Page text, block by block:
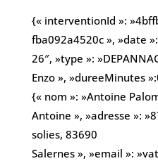
{« interventionId »:
fba092a4520c », »date
26″, »type »:
Enzo », »dureeMinutes
{« nom »: »Antoine
Antoine », »adresse »:
solies, 83690
Salernes », »email »: